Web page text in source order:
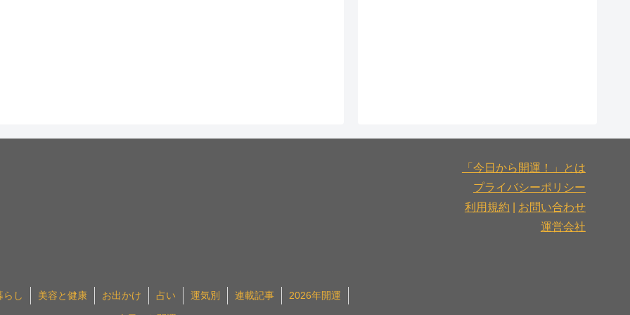
「今日から開運！」とは
プライバシーポリシー
利用規約
お問い合わせ
運営会社
らし 美容と健康 お出かけ 占い 運気別 連載記事 2026年開運